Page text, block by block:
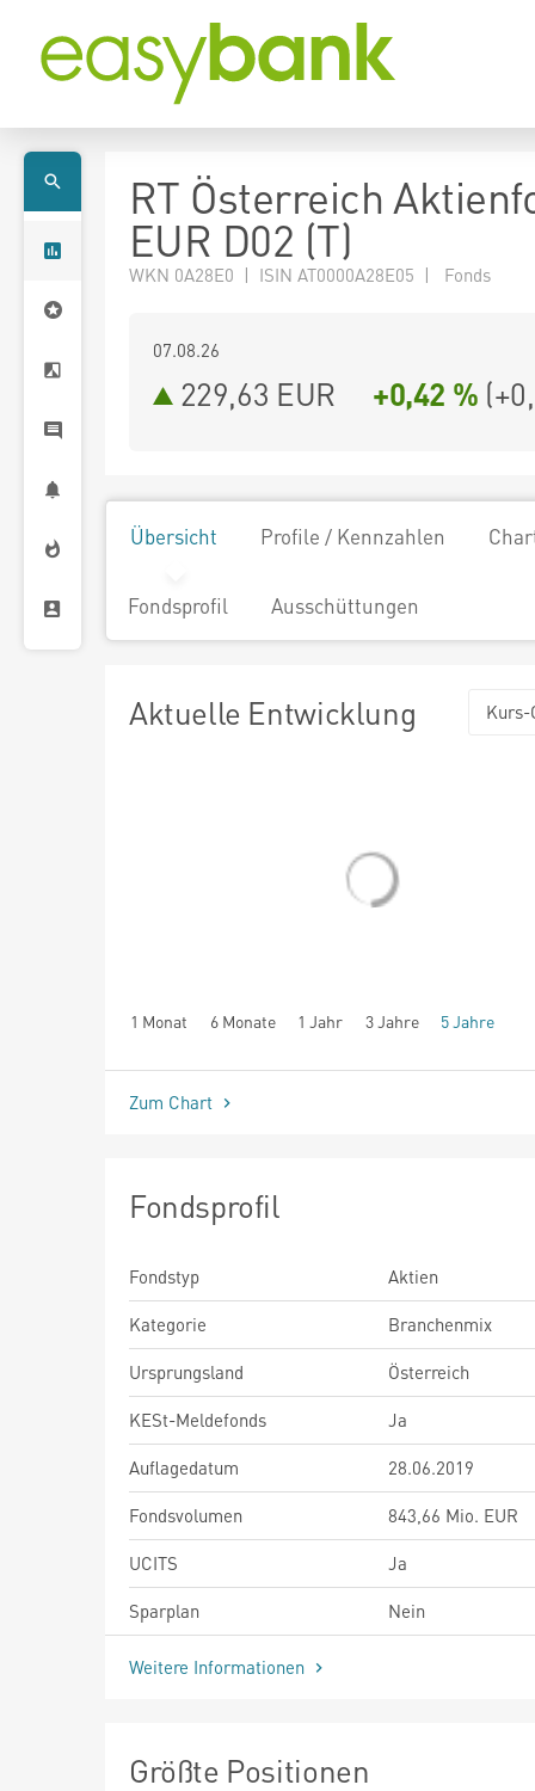
RT Österreich
EUR D02 (T)
WKN 0A28E0 | ISIN AT0000A28E05 | Fonds
07.08.26
229,63 EUR +0,42 % (
Übersicht Profile / Kennzahlen
Fondsprofil Ausschüttungen
Aktuelle Entwicklung Kurs-
1 Monat 6 Monate 1 Jahr 3 Jahre 5 Jahre
seit Beginn
Zum Chart
Fondsprofil
Fondstyp
Aktien
Kategorie
Branchenmix
Ursprungsland
Österreich
KESt-Meldefonds
Ja
Auflagedatum
28.06.2019
Fondsvolumen
843,66 Mio. EUR
UCITS
Ja
Sparplan
Nein
Weitere Informationen
Größte Positionen